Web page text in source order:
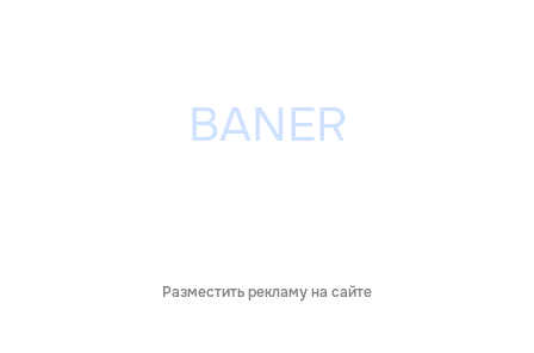
Разместить рекламу на сайте